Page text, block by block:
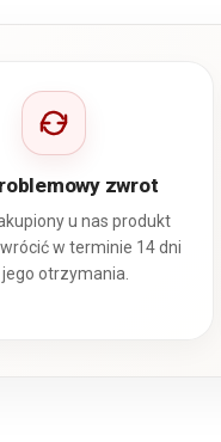
zwrot
u nas produkt
w terminie 14 dni
otrzymania.